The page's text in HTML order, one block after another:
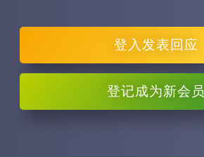
登入 发表回应
登记成为新会员